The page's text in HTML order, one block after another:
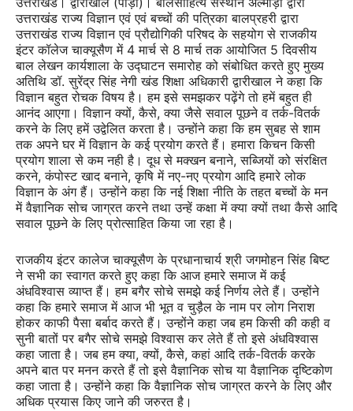
उत्तराखंड राज्य विज्ञान एवं एवं बच्चों की पत्रिका बालप्रहरी द्वारा
उत्तराखंड राज्य विज्ञान एवं प्रौद्योगिकी परिषद के सहयोग से राजकीय
इंटर कॉलेज चाक्यूसैण में 4 मार्च से 8 मार्च तक आयोजित 5 दिवसीय
बाल लेखन कार्यशाला के उद्घाटन समारोह को संबोधित करते हुए मुख्य
अतिथि डॉ. सुरेंद्र सिंह नेगी खंड शिक्षा अधिकारी द्वारीखाल ने कहा कि
विज्ञान बहुत रोचक विषय है। हम इसे समझकर पढ़ेंगे तो हमें बहुत ही
आनंद आएगा। विज्ञान क्यों, कैसे, क्या जैसे सवाल पूछने व तर्क-वितर्क
करने के लिए हमें उद्वेलित करता है। उन्होंने कहा कि हम सुबह से शाम
तक अपने घर में विज्ञान के कई प्रयोग करते हैं। हमारा किचन किसी
प्रयोग शाला से कम नही है। दूध से मक्खन बनाने, सब्जियों को संरक्षित
करने, कंपोस्ट खाद बनाने, कृषि में नए-नए प्रयोग आदि हमारे लोक
विज्ञान के अंग हैं। उन्होंने कहा कि नई शिक्षा नीति के तहत बच्चों के मन
में वैज्ञानिक सोच जाग्रत करने तथा उन्हें कक्षा में क्या क्यों तथा कैसे आदि
सवाल पूछने के लिए प्रोत्साहित किया जा रहा है।
राजकीय इंटर कालेज चाक्यूसैण के प्रधानाचार्य श्री जगमोहन सिंह बिष्ट
ने सभी का स्वागत करते हुए कहा कि आज हमारे समाज में कई
अंधविश्वास व्याप्त हैं। हम बगैर सोचे समझे कई निर्णय लेते हैं। उन्होंने
कहा कि हमारे समाज में आज भी भूत व चुड़ैल के नाम पर लोग निराश
होकर काफी पैसा बर्बाद करते हैं। उन्होंने कहा जब हम किसी की कही व
सुनी बातों पर बगैर सोचे समझे विश्वास कर लेते हैं तो इसे अंधविश्वास
कहा जाता है। जब हम क्या, क्यों, कैसे, कहां आदि तर्क-वितर्क करके
अपने बात पर मनन करते हैं तो इसे वैज्ञानिक सोच या वैज्ञानिक दृष्टिकोण
कहा जाता है। उन्होंने कहा कि वैज्ञानिक सोच जाग्रत करने के लिए और
अधिक प्रयास किए जाने की जरुरत है।